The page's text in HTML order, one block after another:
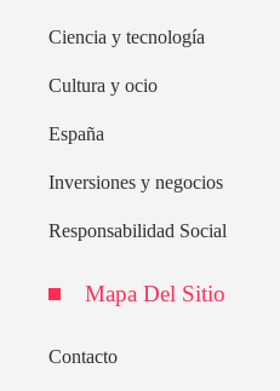
Ciencia y tecnología
Cultura y ocio
España
Inversiones y negocios
Responsabilidad Social
Mapa Del Sitio
Contacto